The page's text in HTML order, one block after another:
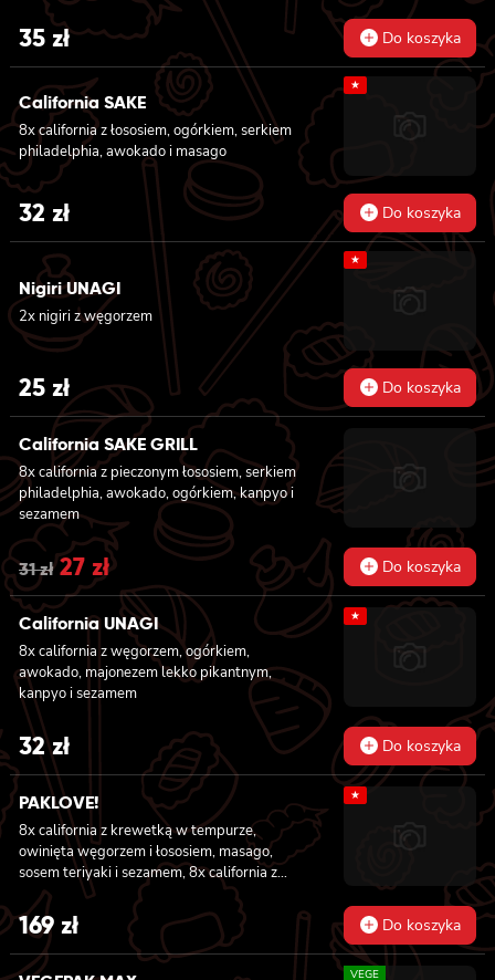
sałatą
35 zł Do koszyka
California SAKE
8x california z łososiem, ogórkiem, serkiem
philadelphia, awokado i masago
★
32 zł Do koszyka
Nigiri UNAGI
2x nigiri z węgorzem
★
25 zł Do koszyka
California SAKE GRILL
8x california z pieczonym łososiem, serkiem
philadelphia, awokado, ogórkiem, kanpyo i
sezamem
31zł Original
price
was:
31 zł.
27 złCurrent
price
is:
27 zł.
Do koszyka
California UNAGI
8x california z węgorzem, ogórkiem,
awokado, majonezem lekko pikantnym,
kanpyo i sezamem
★
32zł Do koszyka
PAKLOVE!
8x california z krewetką w tempurze,
owinięta węgorzem i łososiem, masago,
sosem teriyaki i sezamem, 8x california z
serkiem philadelphia i kanpyo, owinięta
opalonym łososiem, sosem teriyaki,
sezamem, 8x california z serkiem
philadelphia i awokado owinięta łososiem, 6x
★
169 zł Do koszyka
VEGE